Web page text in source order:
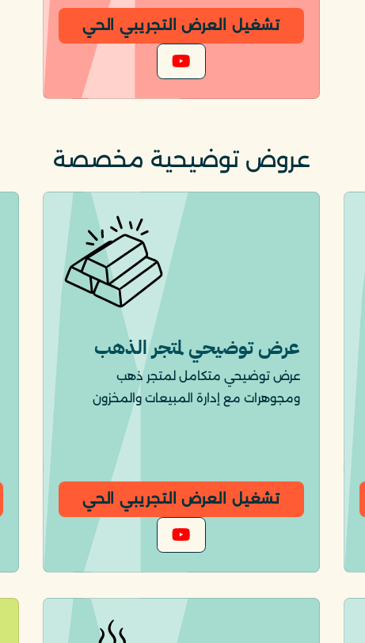
تشغيل العرض التجريبي الحي
عروض توضيحية مخصصة
عرض توضيحي لمتجر الذهب
عرض توضيحي متكامل لمتجر ذهب
ومجوهرات مع إدارة المبيعات والمخزون
تشغيل العرض التجريبي الحي